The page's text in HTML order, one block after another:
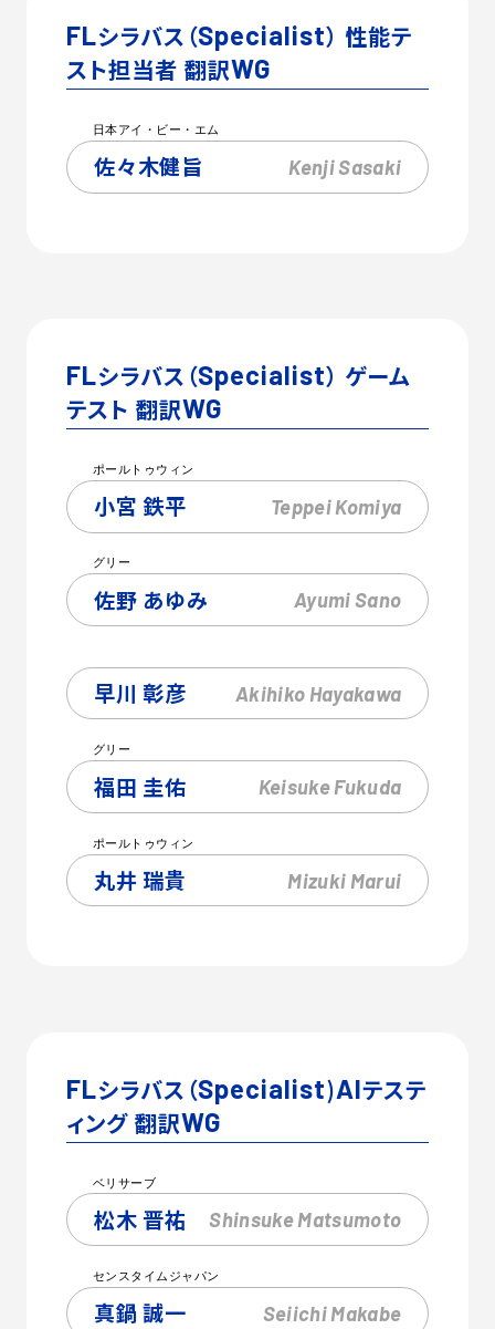
FLシラバス（Specialist） 性能テ
スト担当者 翻訳WG
日本アイ・ビー・エム
佐々木健旨 KenjiSasaki
FLシラバス（Specialist） ゲーム
テスト 翻訳WG
ポールトゥウィン
小宮 鉄平 TeppeiKomiya
グリー
佐野 あゆみ AyumiSano
早川 彰彦 Akihiko Hayakawa
グリー
福田 圭佑 KeisukeFukuda
ポールトゥウィン
丸井 瑞貴 Mizuki Marui
FLシラバス（Specialist)AIテステ
ィング 翻訳WG
ベリサーブ
松木 晋祐 ShinsukeMatsumoto
センスタイムジャパン
真鍋 誠一 SeiichiMakabe